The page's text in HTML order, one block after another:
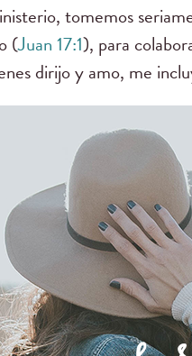
tomemos
(Juan 17:1), para
dirijo y amo, me